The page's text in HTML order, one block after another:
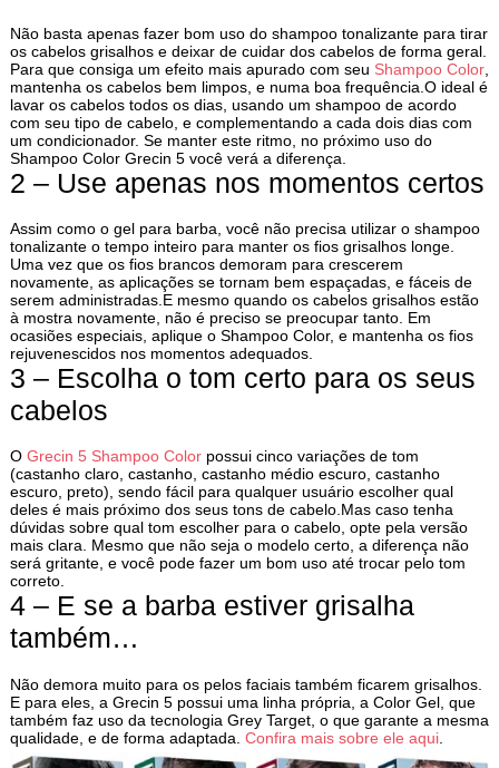
Não basta apenas fazer bom uso do shampoo tonalizante para tirar
os cabelos grisalhos e deixar de cuidar dos cabelos de forma geral.
Para que consiga um efeito mais apurado com seu Shampoo Color,
mantenha os cabelos bem limpos, e numa boa frequência.O ideal é
lavar os cabelos todos os dias, usando um shampoo de acordo
com seu tipo de cabelo, e complementando a cada dois dias com
um condicionador. Se manter este ritmo, no próximo uso do
Shampoo Color Grecin 5 você verá a diferença.
2 – Use apenas nos momentos certos
Assim como o gel para barba, você não precisa utilizar o shampoo
tonalizante o tempo inteiro para manter os fios grisalhos longe.
Uma vez que os fios brancos demoram para crescerem
novamente, as aplicações se tornam bem espaçadas, e fáceis de
serem administradas.E mesmo quando os cabelos grisalhos estão
à mostra novamente, não é preciso se preocupar tanto. Em
ocasiões especiais, aplique o Shampoo Color, e mantenha os fios
rejuvenescidos nos momentos adequados.
3 – Escolha o tom certo para os seus
cabelos
O Grecin 5 Shampoo Colorpossui cinco variações de tom
(castanho claro, castanho, castanho médio escuro, castanho
escuro, preto), sendo fácil para qualquer usuário escolher qual
deles é mais próximo dos seus tons de cabelo.Mas caso tenha
dúvidas sobre qual tom escolher para o cabelo, opte pela versão
mais clara. Mesmo que não seja o modelo certo, a diferença não
será gritante, e você pode fazer um bom uso até trocar pelo tom
correto.
4 – E se a barba estiver grisalha
também…
Não demora muito para os pelos faciais também ficarem grisalhos.
E para eles, a Grecin 5 possui uma linha própria, a Color Gel, que
também faz uso da tecnologia Grey Target, o que garante a mesma
qualidade, e de forma adaptada. Confira mais sobre ele aqui.